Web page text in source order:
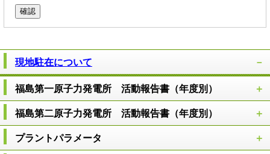
現地駐在について
福島第一原子力発電所 活動報告書（年度別）
福島第二原子力発電所 活動報告書（年度別）
プラントパラメータ